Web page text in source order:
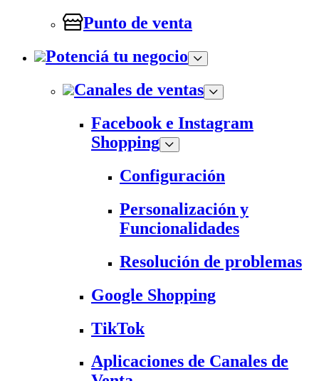
Punto de venta
Potenciá tu negocio
Canales de ventas
Facebook e Instagram
Shopping
Configuración
Personalización y
Funcionalidades
Resolución de problemas
Google Shopping
TikTok
Aplicaciones de Canales de